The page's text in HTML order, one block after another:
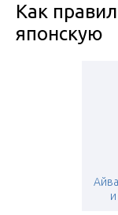
Как
японскую